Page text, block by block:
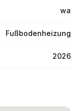
wa
Fußbodenheizung
2026